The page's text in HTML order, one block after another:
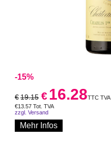
-15%
€19.15 €16.28TTC TVA
€13.57 Tot. TVA
zzgl. Versand
Mehr Infos